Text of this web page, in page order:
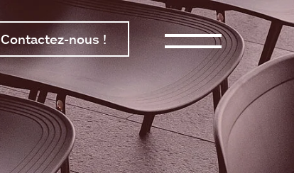
Contactez-nous !